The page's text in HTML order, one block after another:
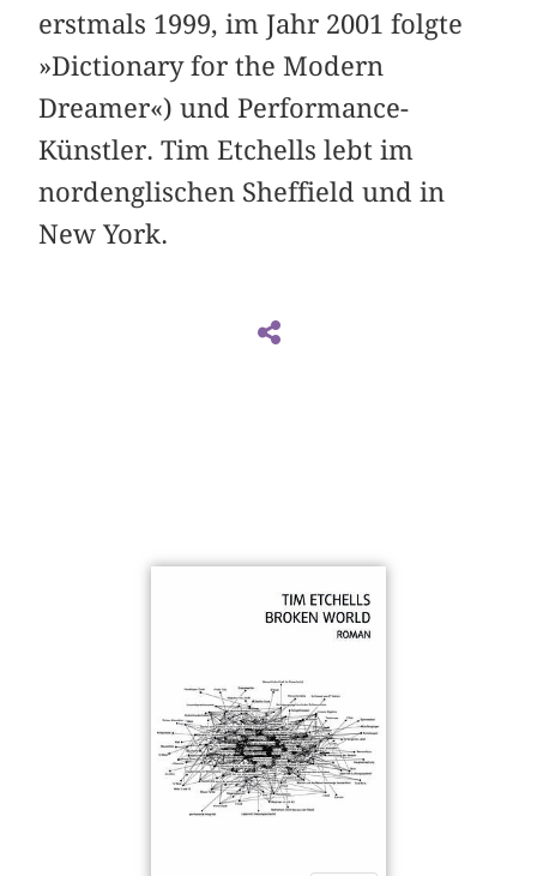
erstmals 1999, im Jahr 2001 folgte
»Dictionary for the Modern
Dreamer«) und Performance-
Künstler. Tim Etchells lebt im
nordenglischen Sheffield und in
New York.